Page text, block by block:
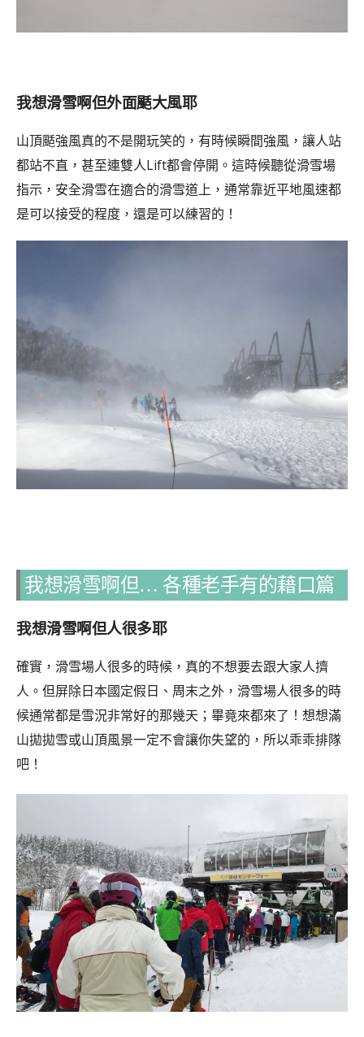
我想滑雪啊但外面颳大風耶
山頂颳強風真的不是開玩笑的，有時候瞬間強風，讓人站
都站不直，甚至連雙人Lift都會停開。這時候聽從滑雪場
指示，安全滑雪在適合的滑雪道上，通常靠近平地風速都
是可以接受的程度，還是可以練習的！
我想滑雪啊但… 各種老手有的藉口篇
我想滑雪啊但人很多耶
確實，滑雪場人很多的時候，真的不想要去跟大家人擠
人。但屏除日本國定假日、周末之外，滑雪場人很多的時
候通常都是雪況非常好的那幾天；畢竟來都來了！想想滿
山拋拋雪或山頂風景一定不會讓你失望的，所以乖乖排隊
吧！